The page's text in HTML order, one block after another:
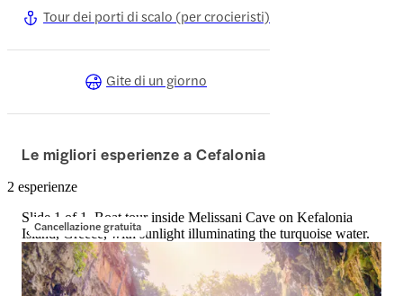
Tour dei porti di scalo (per crocieristi)
Gite di un giorno
Le migliori esperienze a Cefalonia
2 esperienze
Cancellazione gratuita
Slide 1 of 1, Boat tour inside Melissani Cave on Kefalonia
Island, Greece, with sunlight illuminating the turquoise water.